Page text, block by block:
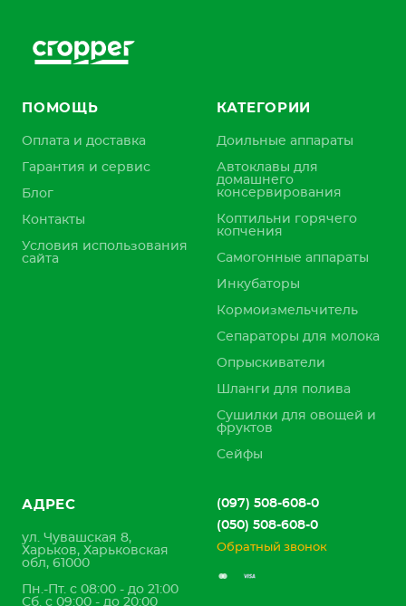
ПОМОЩЬ
Оплата и доставка
Гарантия и сервис
Блог
Контакты
Условия использования
сайта
КАТЕГОРИИ
Доильные аппараты
Автоклавы для
домашнего
консервирования
Коптильни горячего
копчения
Самогонные аппараты
Инкубаторы
Кормоизмельчитель
Сепараторы для молока
Опрыскиватели
Шланги для полива
Сушилки для овощей и
фруктов
Сейфы
АДРЕС
ул. Чувашская 8,
Харьков, Харьковская
обл, 61000
Пн.-Пт. с 08:00 - до 21:00
Сб. с 09:00 - до 20:00
(097) 508-608-0
(050) 508-608-0
Обратный звонок